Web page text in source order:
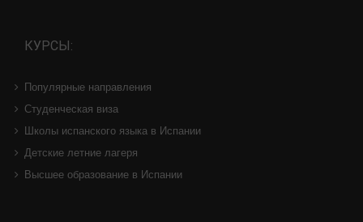
КУРСЫ:
Популярные направления
Студенческая виза
Школы испанского языка в Испании
Детские летние лагеря
Высшее образование в Испании